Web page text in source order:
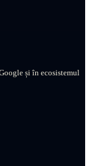
și în ecosistemul